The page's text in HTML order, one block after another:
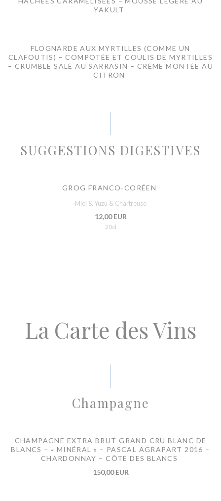
YAKULT
FLOGNARDE AUX MYRTILLES (COMME UN
CLAFOUTIS) – COMPOTÉE ET COULIS DE MYRTILLES
– CRUMBLE SALÉ AU SARRASIN – CRÈME MONTÉE AU
CITRON
SUGGESTIONS DIGESTIVES
GROG FRANCO-CORÉEN
Miel & Yuzu & Chartreuse
12,00 EUR
20cl
La Carte des Vins
Champagne
CHAMPAGNE EXTRA BRUT GRAND CRU BLANC DE
BLANCS – « MINÉRAL » – PASCAL AGRAPART 2016 –
CHARDONNAY – CÔTE DES BLANCS
150,00 EUR